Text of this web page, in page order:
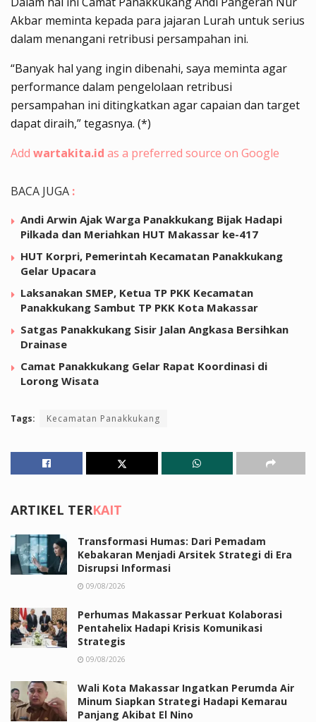
Akbar meminta kepada para jajaran Lurah untuk serius
dalam menangani retribusi persampahan ini.
“Banyak hal yang ingin dibenahi, saya meminta agar
performance dalam pengelolaan retribusi
persampahan ini ditingkatkan agar capaian dan target
dapat diraih,” tegasnya. (*)
Add wartakita.id as a preferred source on Google
BACA JUGA :
Andi Arwin Ajak Warga Panakkukang Bijak Hadapi
Pilkada dan Meriahkan HUT Makassar ke-417
HUT Korpri, Pemerintah Kecamatan Panakkukang
Gelar Upacara
Laksanakan SMEP, Ketua TP PKK Kecamatan
Panakkukang Sambut TP PKK Kota Makassar
Satgas Panakkukang Sisir Jalan Angkasa Bersihkan
Drainase
Camat Panakkukang Gelar Rapat Koordinasi di
Lorong Wisata
Tags: Kecamatan Panakkukang
ARTIKEL TERKAIT
Transformasi Humas: Dari Pemadam
Kebakaran Menjadi Arsitek Strategi di Era
Disrupsi Informasi
09/08/2026
Perhumas Makassar Perkuat Kolaborasi
Pentahelix Hadapi Krisis Komunikasi
Strategis
09/08/2026
Wali Kota Makassar Ingatkan Perumda Air
Minum Siapkan Strategi Hadapi Kemarau
Panjang Akibat El Nino